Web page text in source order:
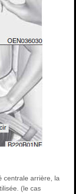
centrale arrière, la
(le cas